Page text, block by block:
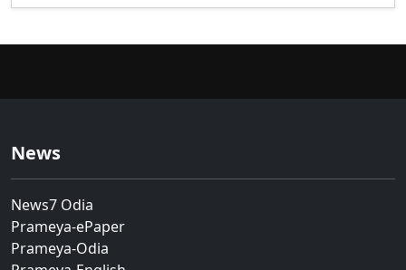
News
News7 Odia
Prameya-ePaper
Prameya-Odia